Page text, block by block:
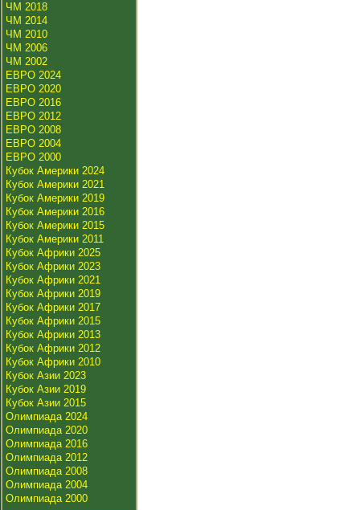
ЧМ 2018
ЧМ 2014
ЧМ 2010
ЧМ 2006
ЧМ 2002
ЕВРО 2024
ЕВРО 2020
ЕВРО 2016
ЕВРО 2012
ЕВРО 2008
ЕВРО 2004
ЕВРО 2000
Кубок Америки 2024
Кубок Америки 2021
Кубок Америки 2019
Кубок Америки 2016
Кубок Америки 2015
Кубок Америки 2011
Кубок Африки 2025
Кубок Африки 2023
Кубок Африки 2021
Кубок Африки 2019
Кубок Африки 2017
Кубок Африки 2015
Кубок Африки 2013
Кубок Африки 2012
Кубок Африки 2010
Кубок Азии 2023
Кубок Азии 2019
Кубок Азии 2015
Олимпиада 2024
Олимпиада 2020
Олимпиада 2016
Олимпиада 2012
Олимпиада 2008
Олимпиада 2004
Олимпиада 2000